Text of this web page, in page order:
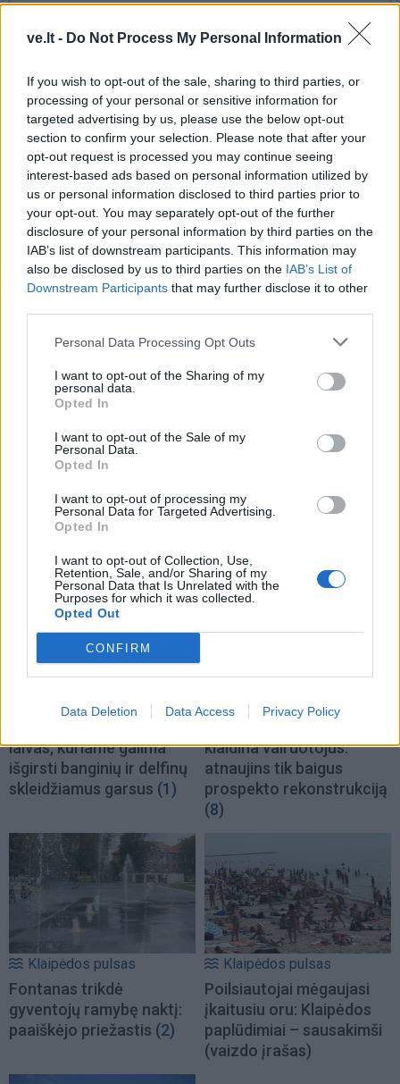
ve.lt - Do Not Process My Personal Information
If you wish to opt-out of the sale, sharing to third parties, or
processing of your personal or sensitive information for
targeted advertising by us, please use the below opt-out
section to confirm your selection. Please note that after your
opt-out request is processed you may continue seeing
interest-based ads based on personal information utilized by
us or personal information disclosed to third parties prior to
your opt-out. You may separately opt-out of the further
disclosure of your personal information by third parties on the
IAB’s list of downstream participants. This information may
also be disclosed by us to third parties on the IAB’s List of
Downstream Participants that may further disclose it to other
Personal Data Processing Opt Outs
I want to opt-out of the Sharing of my
personal data.
Opted In
I want to opt-out of the Sale of my
Personal Data.
Opted In
I want to opt-out of processing my
Personal Data for Targeted Advertising.
Opted In
I want to opt-out of Collection, Use,
Retention, Sale, and/or Sharing of my
Personal Data that Is Unrelated with the
Purposes for which it was collected.
Opted Out
CONFIRM
Data Deletion Data Access Privacy Policy
Sutinku sutaisyklėmis
This site is protected by
reCAPTCHA and the Google
Privacy PolicyandTerms of
Serviceapply.
TAIP PAT SKAITYKITE
laivas, kuriame galima
išgirsti banginių ir delfinų
skleidžiamus garsus (1)
Klaipėdos pulsas
klaidina vairuotojus:
atnaujins tik baigus
prospekto rekonstrukciją
(8)
Klaipėdos pulsas
Fontanas trikdė
gyventojų ramybę naktį:
paaiškėjo priežastis (2)
Klaipėdos pulsas
Poilsiautojai mėgaujasi
įkaitusiu oru: Klaipėdos
paplūdimiai – sausakimši
(vaizdo įrašas)